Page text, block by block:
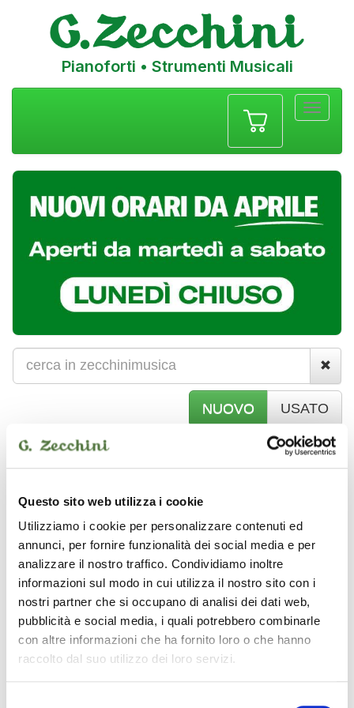
Questo sito web utilizza i cookie
Utilizziamo i cookie per personalizzare contenuti ed
annunci, per fornire funzionalità dei social media e per
analizzare il nostro traffico. Condividiamo inoltre
informazioni sul modo in cui utilizza il nostro sito con i
nostri partner che si occupano di analisi dei dati web,
pubblicità e social media, i quali potrebbero combinarle
con altre informazioni che ha fornito loro o che hanno
raccolto dal suo utilizzo dei loro servizi.
Pianoforti • Strumenti Musicali
NUOVO USATO
L
JB SYSTEM